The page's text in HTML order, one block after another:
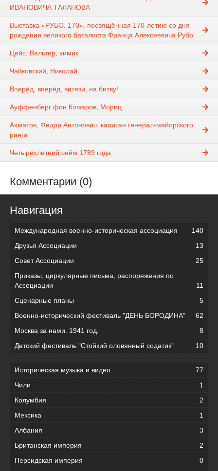
ИВАНОВИЧА ТАЛАНОВА
Выставка «РУБО. 170», посвящённая 170-летию со дня
рождения великого баталиста Франца Алексеевича Рубо
Цейс, Вальтер, химик
Чайковский, Николай
Вперёд, вперёд, витязи, на битву!
Ауффенберг фон Комаров, Мориц
Ахматов, Федор Антонович, капитан генерал-майорского
ранга
Четырёхлетний сейм 1789 года
Комментарии (0)
Навигация
Международная военно-историческая ассоциация
140
Друзья Ассоциации
13
Совет Ассоциации
25
Приказы, циркулярные письма, распоряжения по
Ассоциации
11
Сценарные планы
5
Военно-исторический фестиваль "ДЕНЬ БОРОДИНА"
62
Москва за нами. 1941 год.
8
Детский фестиваль "Стойкий оловянный содатик"
10
Историческая музыка и видео
77
Чили
1
Колумбия
2
Мексика
1
Албания
3
Британская империя
2
Персидская империя
0